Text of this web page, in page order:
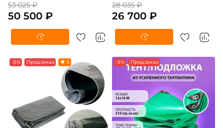
53 025 ₽
50 500 ₽
28 035 ₽
26 700 ₽
-5% Предзаказ 5 -5% Предзаказ